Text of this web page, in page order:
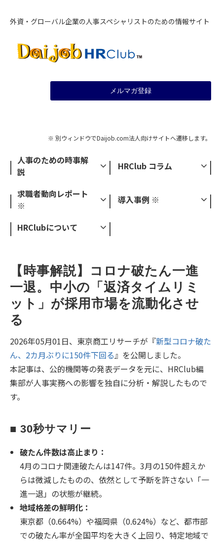
外資・グローバル企業の人事スペシャリストのための情報サイト
メルマガ登録
※ 別ウィンドウでDaijob.com法人向けサイトへ遷移します。
人事のための時事解
説
HRClub コラム
求職者動向レポート
※
導入事例 ※
HRClubについて
【時事解説】コロナ破たん一進
一退。中小の「返済タイムリミ
ット」が採用市場を流動化させ
る
2026年05月01日、東京商工リサーチが『新型コロナ破た
ん、2カ月ぶりに150件下回る 』を公開しました。
本記事は、公的機関等の発表データを元に、HRClub編
集部が人事実務への影響を独自に分析・解説したもので
す。
■ 30秒サマリー
破たん件数は高止まり：
4月のコロナ関連破たんは147件。3月の150件超えか
らは微減したものの、依然として予断を許さない「一
進一退」の状態が継続。
地域格差の鮮明化：
東京都（0.664%）や福岡県（0.624%）など、都市部
での破たん率が全国平均を大きく上回り、特定地域で